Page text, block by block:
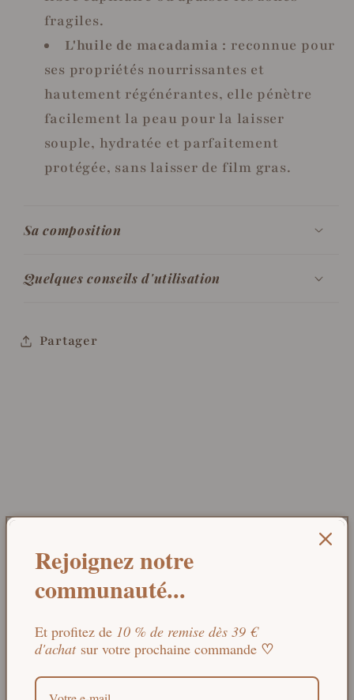
fragiles.
L'huile de macadamia : reconnue pour
ses propriétés nourrissantes et
hautement régénérantes, elle pénètre
facilement la peau pour la laisser
souple, hydratée et parfaitement
protégée, sans laisser de film gras.
Sa composition
Quelques conseils d'utilisation
Partager
Le secret de nos savons artisanaux :
la saponification à froid
saponification à froid est un véritable
et les beurres sont chauffés à très basse
Rejoignez notre
communauté...
Et profitez de 10 % de remise dès 39 €
d'achat sur votre prochaine commande ♡